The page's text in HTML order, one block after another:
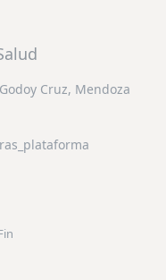
Cruz, Mendoza